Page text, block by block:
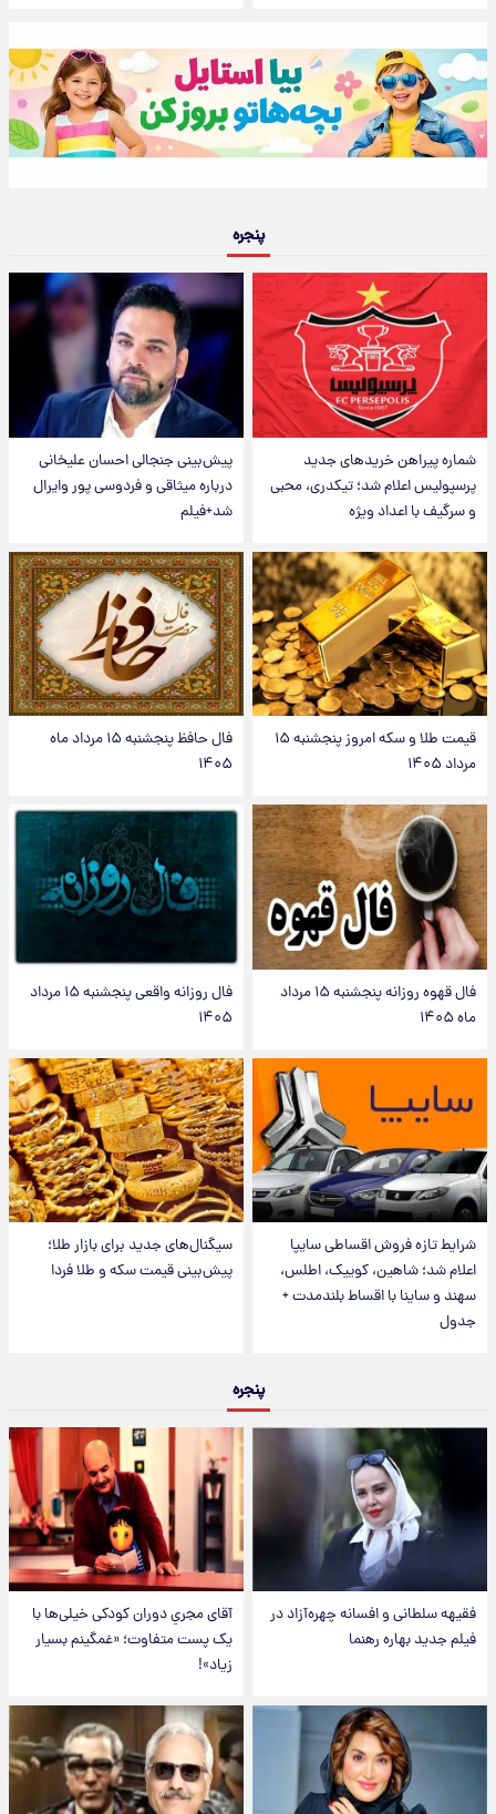
پنجره
شماره پیراهن خریدهای جدید
پرسپولیس اعلام شد؛ تیکدری، محبی
و سرگیف با اعداد ویژه
پیش‌بینی جنجالی احسان علیخانی
درباره میثاقی و فردوسی پور وایرال
شد+فیلم
قیمت طلا و سکه امروز پنجشنبه ۱۵
مرداد ۱۴۰۵
فال حافظ پنجشنبه ۱۵ مرداد ماه
۱۴۰۵
فال قهوه روزانه پنجشنبه ۱۵ مرداد
ماه ۱۴۰۵
فال روزانه واقعی پنجشنبه ۱۵ مرداد
۱۴۰۵
شرایط تازه فروش اقساطی سایپا
اعلام شد؛ شاهین، کوییک، اطلس،
سهند و ساینا با اقساط بلندمدت +
جدول
سیگنال‌های جدید برای بازار طلا؛
پیش‌بینی قیمت سکه و طلا فردا
پنجره
فقیهه سلطانی و افسانه چهره‌آزاد در
فیلم جدید بهاره رهنما
آقای مجریِ دوران کودکی خیلی‌ها با
یک پست متفاوت؛ «غمگینم بسیار
زیاد»!